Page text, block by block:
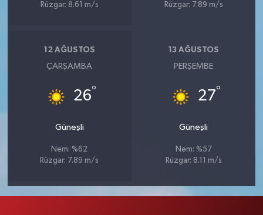
Rüzgar: 8.61 m/s
Rüzgar: 7.89 m/s
12 AĞUSTOS
ÇARŞAMBA
26°
Güneşli
Nem: %62
Rüzgar: 7.89 m/s
13 AĞUSTOS
PERŞEMBE
27°
Güneşli
Nem: %57
Rüzgar: 8.11 m/s